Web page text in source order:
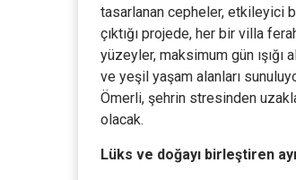
tasarlanan cepheler, etkileyici
çıktığı projede, her bir villa
yüzeyler, maksimum gün
ve yeşil yaşam alanları
Ömerli, şehrin stresinden
olacak.
Lüks ve doğayı birleştiren